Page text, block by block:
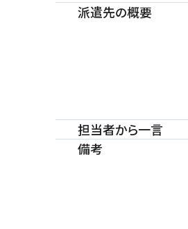
派遣先の概要
担当者から一言
備考